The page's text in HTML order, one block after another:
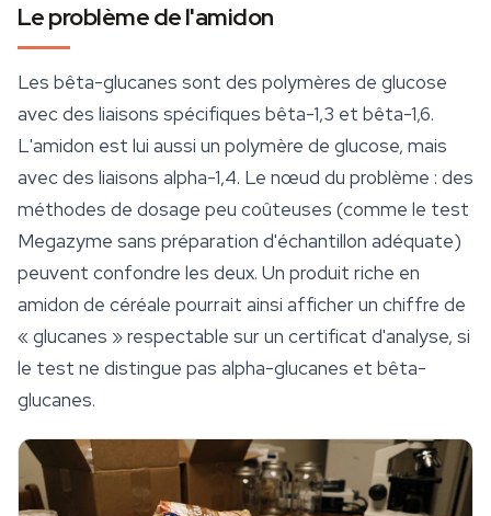
Le problème de l'amidon
Les bêta-glucanes sont des polymères de glucose
avec des liaisons spécifiques bêta-1,3 et bêta-1,6.
L'amidon est lui aussi un polymère de glucose, mais
avec des liaisons alpha-1,4. Le nœud du problème : des
méthodes de dosage peu coûteuses (comme le test
Megazyme sans préparation d'échantillon adéquate)
peuvent confondre les deux. Un produit riche en
amidon de céréale pourrait ainsi afficher un chiffre de
« glucanes » respectable sur un certificat d'analyse, si
le test ne distingue pas alpha-glucanes et bêta-
glucanes.